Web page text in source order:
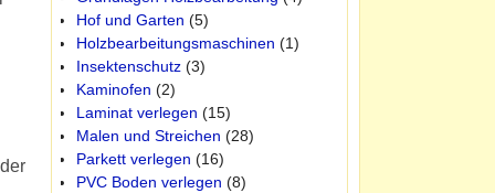
Hof und Garten (5)
Holzbearbeitungsmaschinen (1)
Insektenschutz(3)
Kaminofen (2)
Laminat verlegen (15)
Malen und Streichen (28)
Parkett verlegen (16)
PVC Boden verlegen (8)